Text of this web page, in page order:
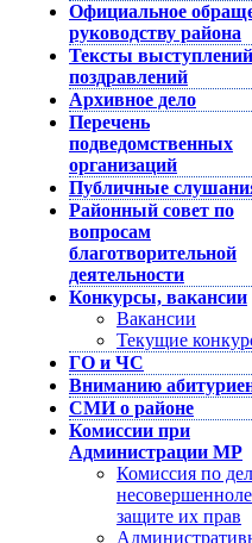
Официальное
руководству района
Тексты
поздравлений
Архивное дело
Перечень
подведомственных
организаций
Публичные
Районный совет по
вопросам
благотворительной
деятельности
Конкурсы, вакансии
Вакансии
Текущие
ГО и ЧС
Вниманию
СМИ о районе
Комиссии при
Администрации МР
Комиссия по
защите их прав